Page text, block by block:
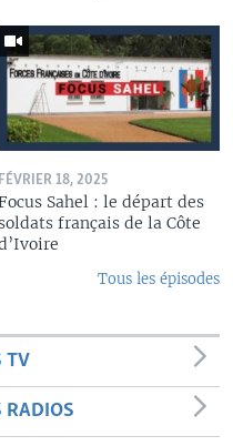
FÉVRIER 18, 2025
Sahel : le départ des
français de la Côte
Tous les épisodes
TV
RADIOS